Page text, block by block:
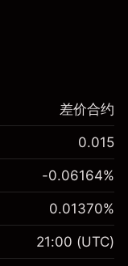
差价合约
0.015
-0.06164%
0.01370%
21:00 (UTC)